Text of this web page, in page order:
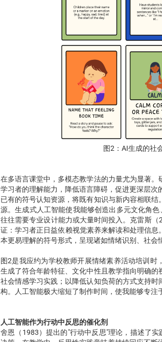
图2：AI生成的社
在多语言课堂中，多模态教学法的力量尤为显著
学习者的理解能力，降低语言障碍，促进更深层次
已有的符号认知资源，将既有知识与新内容相联
源。生成式人工智能使我能够创造出多元文化角
往往需要专业设计能力或大量时间投入。克雷斯
证：学习者正日益依赖视觉素养来解读和处理信
本更易理解的符号形式，呈现诸如情绪识别、社会
图2是我应约为学校教师开展情绪素养活动培训
生成了符合年龄特征、文化中性且教学指向明确
社会情感学习实践；以降低认知负荷的方式支持
构。人工智能极大缩短了制作时间，使我能够专注
人工智能作为行动中反思的催化剂
舍恩（1983）提出的"行动中反思"理论，描述了